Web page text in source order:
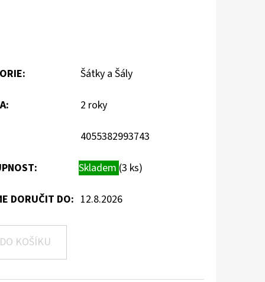
: Šátky a Šály
: 2 roky
4055382993743
Skladem (3 ks)
DORUČIT DO: 12.8.2026
KOŠÍKU